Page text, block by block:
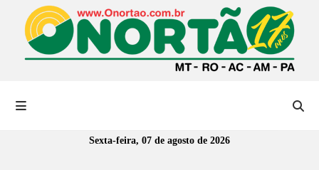
Sexta-feira, 07 de agosto de 2026